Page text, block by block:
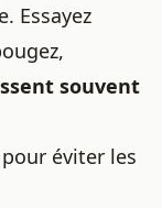
Essayez
souvent
éviter les